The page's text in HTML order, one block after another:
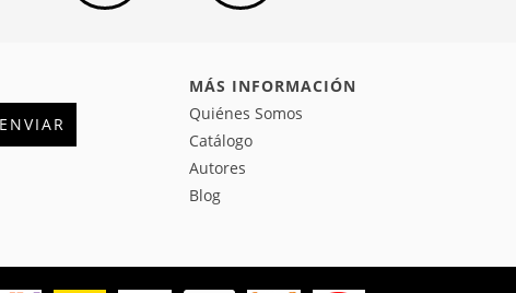
MÁS INFORMACIÓN
Quiénes Somos
Catálogo
Autores
Blog